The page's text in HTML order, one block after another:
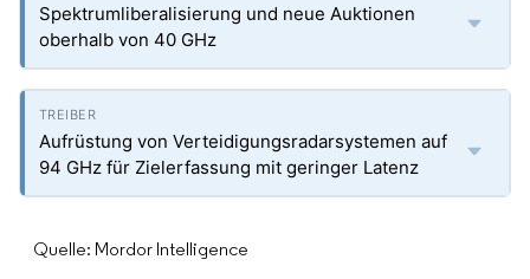
Spektrumliberalisierung und neue Auktionen
oberhalb von 40 GHz
Aufrüstung von Verteidigungsradarsystemen auf
94 GHz für Zielerfassung mit geringer Latenz
Quelle: Mordor Intelligence